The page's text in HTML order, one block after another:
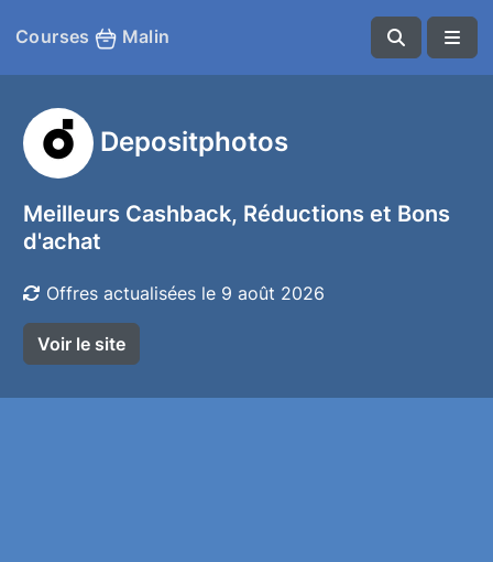
Courses Malin
Depositphotos
Meilleurs Cashback, Réductions et Bons
d'achat
Offres actualisées le 9 août 2026
Voir le site